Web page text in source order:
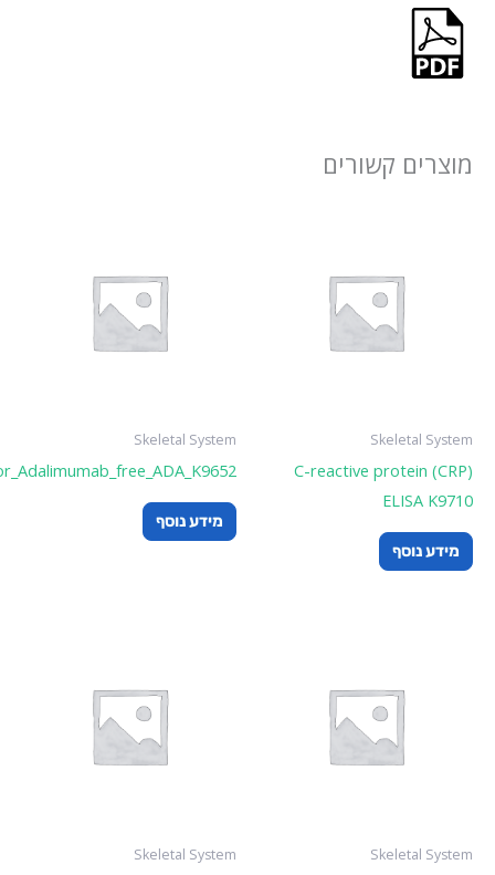
קשורים
C-reactive
Skeletal System
IDKmonitor_Adalimumab_free_ADA_K9652
Skeletal System